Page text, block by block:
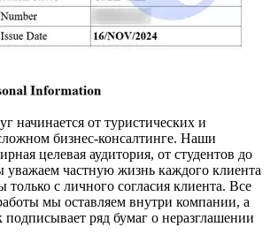
начинается от туристических и
бизнес-консалтинге. Наши
целевая аудитория, от студентов до
частную жизнь каждого клиента
с личного согласия клиента. Все
мы оставляем внутри компании, а
ряд бумаг о неразглашении